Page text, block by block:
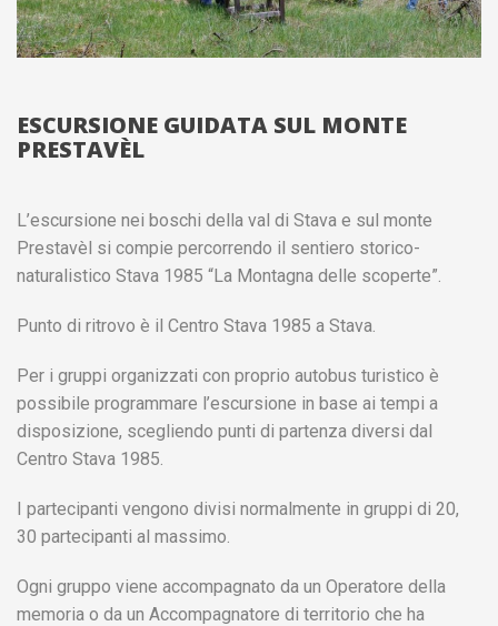
ESCURSIONE GUIDATA SUL MONTE
PRESTAVÈL
L’escursione nei boschi della val di Stava e sul monte
Prestavèl si compie percorrendo il sentiero storico-
naturalistico Stava 1985 “La Montagna delle scoperte”.
Punto di ritrovo è il Centro Stava 1985 a Stava.
Per i gruppi organizzati con proprio autobus turistico è
possibile programmare l’escursione in base ai tempi a
disposizione, scegliendo punti di partenza diversi dal
Centro Stava 1985.
I partecipanti vengono divisi normalmente in gruppi di 20,
30 partecipanti al massimo.
Ogni gruppo viene accompagnato da un Operatore della
memoria o da un Accompagnatore di territorio che ha